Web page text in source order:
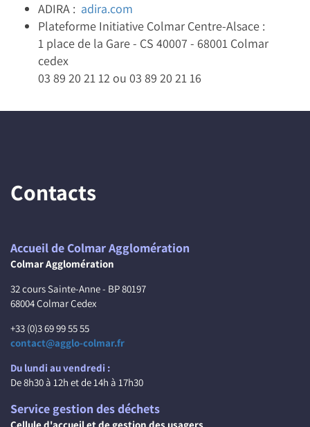
ADIRA : adira.com
Plateforme Initiative Colmar Centre-Alsace :
1 place de la Gare - CS 40007 - 68001 Colmar
cedex
03 89 20 21 12 ou 03 89 20 21 16
Contacts
Accueil de Colmar Agglomération
Colmar Agglomération
32 cours Sainte-Anne - BP 80197
68004 Colmar Cedex
+33 (0)3 69 99 55 55
contact@agglo-colmar.fr
Du lundi au vendredi :
De 8h30 à 12h et de 14h à 17h30
Service gestion des déchets